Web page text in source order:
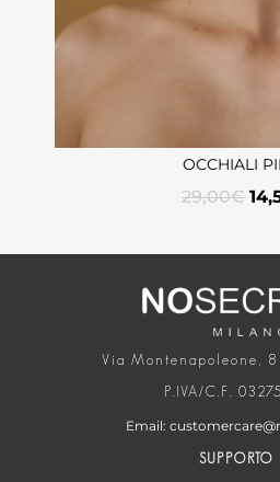
OCCHIALI
29,00€
Via Montenapoleone,
P.IVA/C.F.
Email:
SUPPORTO